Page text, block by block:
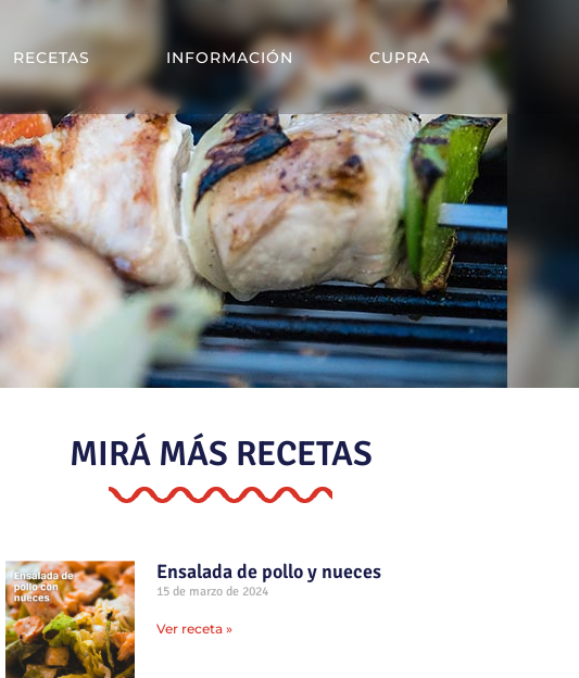
RECETAS INFORMACIÓN CUPRA
MIRÁ MÁS RECETAS
Ensalada de pollo y nueces
15 de marzo de 2024
Ver receta »